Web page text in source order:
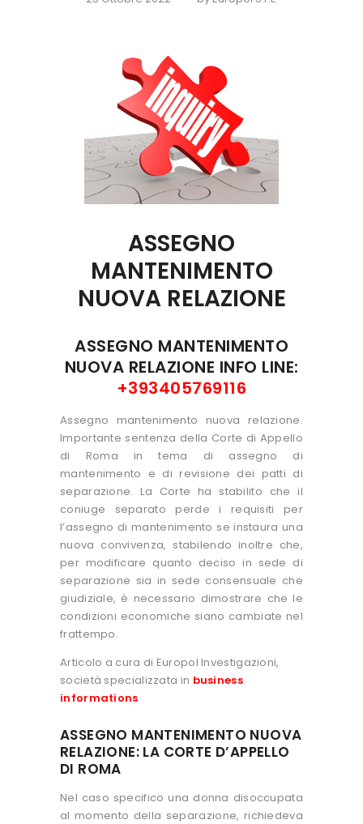
ASSEGNO
MANTENIMENTO
NUOVA RELAZIONE
ASSEGNO MANTENIMENTO
NUOVA RELAZIONE INFO LINE:
+393405769116
Assegno mantenimento nuova relazione.
Importante sentenza della Corte di Appello
di Roma in tema di assegno di
mantenimento e di revisione dei patti di
separazione. La Corte ha stabilito che il
coniuge separato perde i requisiti per
l’assegno di mantenimento se instaura una
nuova convivenza, stabilendo inoltre che,
per modificare quanto deciso in sede di
separazione sia in sede consensuale che
giudiziale, è necessario dimostrare che le
condizioni economiche siano cambiate nel
frattempo.
Articolo a cura di Europol Investigazioni,
società specializzata in business
informations
ASSEGNO MANTENIMENTO NUOVA
RELAZIONE: LA CORTE D’APPELLO
DI ROMA
Nel caso specifico una donna disoccupata
al momento della separazione, richiedeva